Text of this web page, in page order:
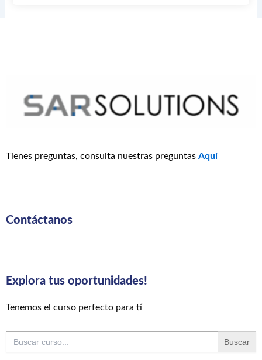
Tienes preguntas, consulta nuestras preguntas Aquí
Contáctanos
Explora tus oportunidades!
Tenemos el curso perfecto para tí
Buscar: